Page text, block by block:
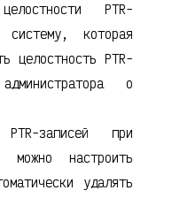
PTR-
которая
целостность PTR-
о
PTR-записей при
настроить
удалять